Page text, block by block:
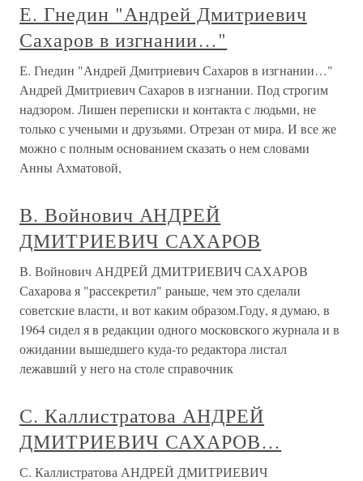
Е. Гнедин "Андрей Дмитриевич
Сахаров в изгнании…"
Е. Гнедин "Андрей Дмитриевич Сахаров в изгнании…"
Андрей Дмитриевич Сахаров в изгнании. Под строгим
надзором. Лишен переписки и контакта с людьми, не
только с учеными и друзьями. Отрезан от мира. И все же
можно с полным основанием сказать о нем словами
Анны Ахматовой,
В. Войнович АНДРЕЙ
ДМИТРИЕВИЧ САХАРОВ
В. Войнович АНДРЕЙ ДМИТРИЕВИЧ САХАРОВ
Сахарова я "рассекретил" раньше, чем это сделали
советские власти, и вот каким образом.Году, я думаю, в
1964 сидел я в редакции одного московского журнала и в
ожидании вышедшего куда-то редактора листал
лежавший у него на столе справочник
С. Каллистратова АНДРЕЙ
ДМИТРИЕВИЧ САХАРОВ…
С. Каллистратова АНДРЕЙ ДМИТРИЕВИЧ